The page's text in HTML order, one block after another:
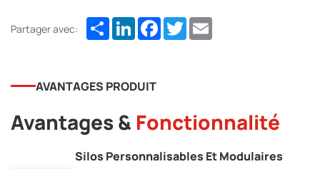
Partager avec: ShareLinkedInFacebook
Twitter
AVANTAGES PRODUIT
Avantages & Fonctionnalité
Silos Personnalisables Et Modulaires